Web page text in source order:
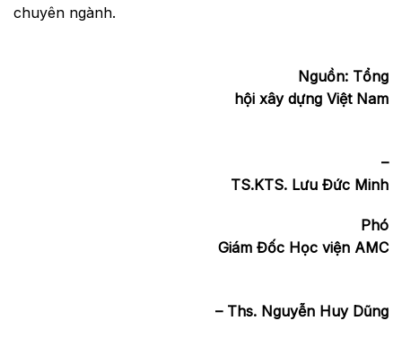
chuyên ngành.
Nguồn: Tổng
hội xây dựng Việt Nam
–
TS.KTS. Lưu Đức Minh
Phó
Giám Đốc Học viện AMC
– Ths. Nguyễn Huy Dũng